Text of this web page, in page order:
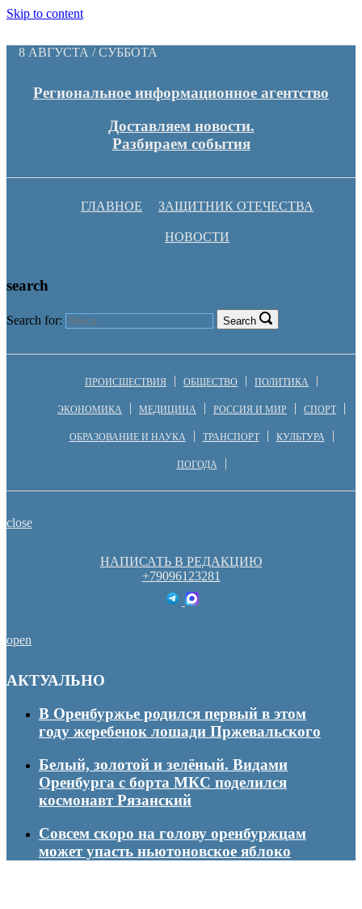
Skip to content
8 АВГУСТА / СУББОТА
Региональное информационное агентство
Доставляем новости.
Разбираем события
ГЛАВНОЕ ЗАЩИТНИК ОТЕЧЕСТВА
НОВОСТИ
search
Search for: Search
ПРОИСШЕСТВИЯ ОБЩЕСТВО ПОЛИТИКА
ЭКОНОМИКА МЕДИЦИНА РОССИЯ И МИР СПОРТ
ОБРАЗОВАНИЕ И НАУКА ТРАНСПОРТ КУЛЬТУРА
ПОГОДА
close
НАПИСАТЬ В РЕДАКЦИЮ
+79096123281
open
АКТУАЛЬНО
В Оренбуржье родился первый в этом
году жеребенок лошади Пржевальского
Белый, золотой и зелёный. Видами
Оренбурга с борта МКС поделился
космонавт Рязанский
Совсем скоро на голову оренбуржцам
может упасть ньютоновское яблоко